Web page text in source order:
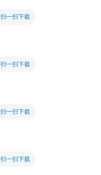
扫一扫下载
扫一扫下载
扫一扫下载
扫一扫下载